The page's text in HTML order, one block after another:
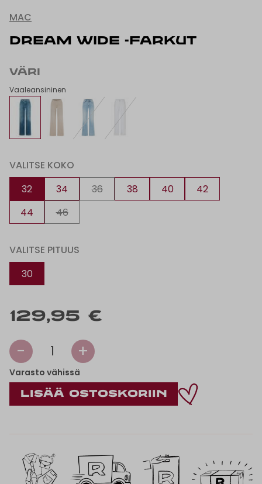
MAC
DREAM WIDE -FARKUT
VÄRI
Vaaleansininen
VALITSE KOKO
32
34 36 38 40
42
44
46
VALITSE PITUUS
30
129,95 €
- 1 +
Varasto vähissä